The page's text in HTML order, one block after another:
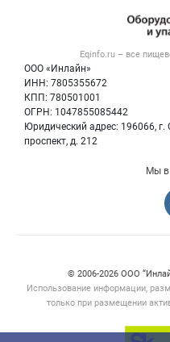
Eqinfo.ru – все
ООО «Инлайн»
ИНН: 7805355672
КПП: 780501001
ОГРН: 1047855085442
Юридический адрес: 196066, г.
проспект, д. 212
Политика
Тара
Б/у
Мы в
© 2006‑2026 ООО
Использование информации,
только при размещении